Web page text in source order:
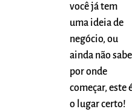
você já tem
uma ideia de
negócio, ou
ainda não sabe
por onde
começar, este
o lugar certo!